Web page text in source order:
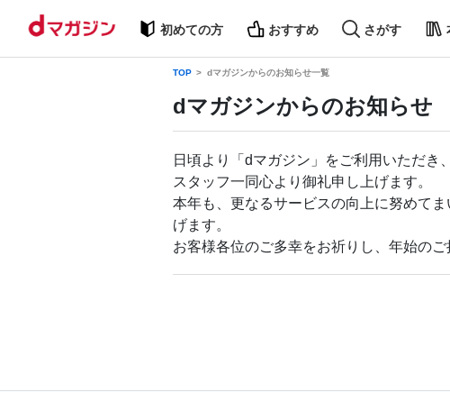
初めての方 おすすめ さがす
TOP dマガジンからのお知らせ一覧
dマガジンからのお知らせ
日頃より「dマガジン」をご利用いただき
スタッフ一同心より御礼申し上げます。
本年も、更なるサービスの向上に努めて
げます。
お客様各位のご多幸をお祈りし、年始のご